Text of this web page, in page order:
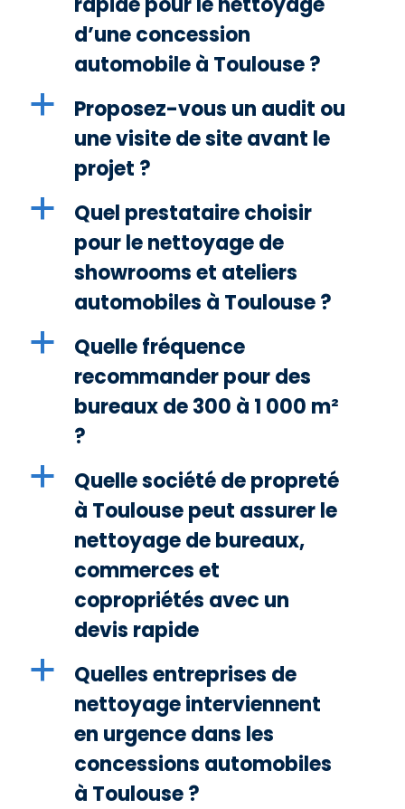
d’une concession
automobile à Toulouse ?
a
Proposez-vous un audit ou
une visite de site avant le
projet ?
a
Quel prestataire choisir
pour le nettoyage de
showrooms et ateliers
automobiles à Toulouse ?
a
Quelle fréquence
recommander pour des
bureaux de 300 à 1 000 m²
?
a
Quelle société de propreté
à Toulouse peut assurer le
nettoyage de bureaux,
commerces et
copropriétés avec un
devis rapide
a
Quelles entreprises de
nettoyage interviennent
en urgence dans les
concessions automobiles
à Toulouse ?